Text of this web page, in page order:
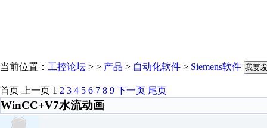
当前位置： 工控论坛 > > 产品 > 自动化软件 > Siemens软件 我要
首页 上一页 1 2 3 4 5 6 7 8 9 下一页 尾页
WinCC+V7水流动画